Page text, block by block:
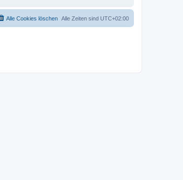
Alle Zeiten sind UTC+02:00
Alle Cookies löschen